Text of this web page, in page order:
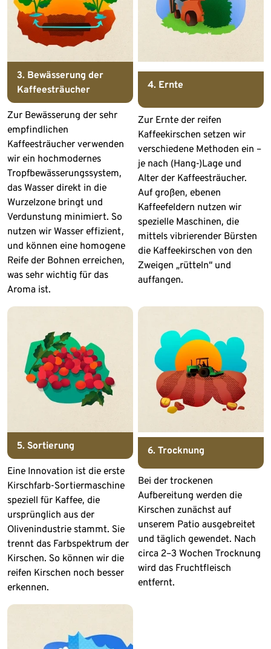
3. Bewässerung der
Kaffeesträucher
Zur Bewässerung der sehr
empfindlichen
Kaffeesträucher verwenden
wir ein hochmodernes
Tropfbewässerungssystem,
das Wasser direkt in die
Wurzelzone bringt und
Verdunstung minimiert. So
nutzen wir Wasser effizient,
und können eine homogene
Reife der Bohnen erreichen,
was sehr wichtig für das
Aroma ist.
4. Ernte
Zur Ernte der reifen
Kaffeekirschen setzen wir
verschiedene Methoden ein –
je nach (Hang-)Lage und
Alter der Kaffeesträucher.
Auf großen, ebenen
Kaffeefeldern nutzen wir
spezielle Maschinen, die
mittels vibrierender Bürsten
die Kaffeekirschen von den
Zweigen „rütteln“ und
auffangen.
5. Sortierung
Eine Innovation ist die erste
Kirschfarb-Sortiermaschine
speziell für Kaffee, die
ursprünglich aus der
Olivenindustrie stammt. Sie
trennt das Farbspektrum der
Kirschen. So können wir die
reifen Kirschen noch besser
erkennen.
6. Trocknung
Bei der trockenen
Aufbereitung werden die
Kirschen zunächst auf
unserem Patio ausgebreitet
und täglich gewendet. Nach
circa 2–3 Wochen Trocknung
wird das Fruchtfleisch
entfernt.